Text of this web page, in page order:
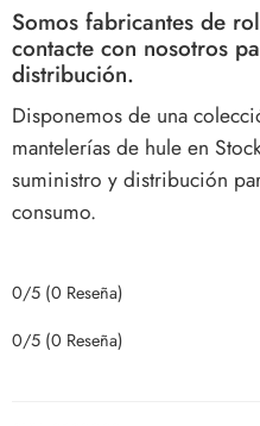
Somos fabricantes de
contacte con nosotros
distribución.
Disponemos de una
mantelerías de hule en
suministro y distribución
consumo.
0/5 (0 Reseña)
0/5 (0 Reseña)